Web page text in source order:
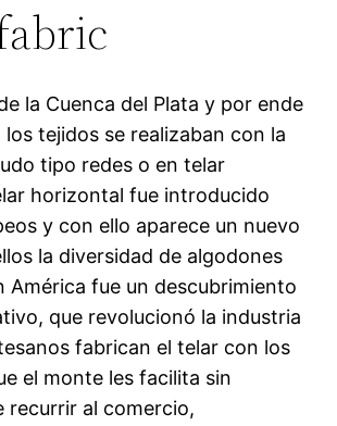
la Cuenca del Plata y por ende
los tejidos se realizaban con la
tipo redes o en telar
horizontal fue introducido
y con ello aparece un nuevo
la diversidad de algodones
América fue un descubrimiento
que revolucionó la industria
fabrican el telar con los
el monte les facilita sin
recurrir al comercio,